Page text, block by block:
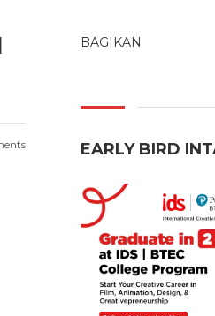
BAGIKAN
EARLY BIRD